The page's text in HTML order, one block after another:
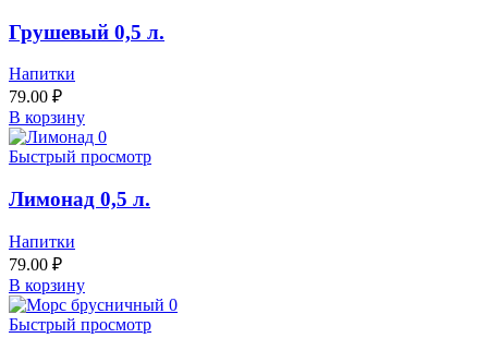
Грушевый 0,5 л.
Напитки
79.00 ₽
В корзину
Быстрый просмотр
Лимонад 0,5 л.
Напитки
79.00 ₽
В корзину
Быстрый просмотр